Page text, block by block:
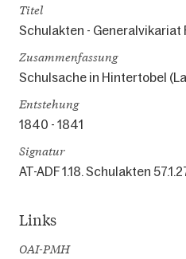
Titel
Schulakten - Generalvikariat
Zusammenfassung
Schulsache in Hintertobel
Entstehung
1840 - 1841
Signatur
AT-ADF 1.18. Schulakten
Links
OAI-PMH